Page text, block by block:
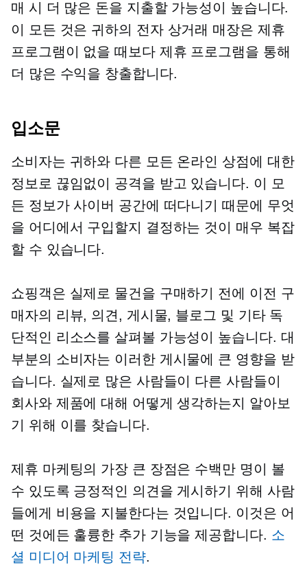
매 시 더 많은 돈을 지출할 가능성이 높습니다.
이 모든 것은 귀하의 전자 상거래 매장은 제휴
프로그램이 없을 때보다 제휴 프로그램을 통해
더 많은 수익을 창출합니다.
입소문
소비자는 귀하와 다른 모든 온라인 상점에 대한
정보로 끊임없이 공격을 받고 있습니다. 이 모
든 정보가 사이버 공간에 떠다니기 때문에 무엇
을 어디에서 구입할지 결정하는 것이 매우 복잡
할 수 있습니다.
쇼핑객은 실제로 물건을 구매하기 전에 이전 구
매자의 리뷰, 의견, 게시물, 블로그 및 기타 독
단적인 리소스를 살펴볼 가능성이 높습니다. 대
부분의 소비자는 이러한 게시물에 큰 영향을 받
습니다. 실제로 많은 사람들이 다른 사람들이
회사와 제품에 대해 어떻게 생각하는지 알아보
기 위해 이를 찾습니다.
제휴 마케팅의 가장 큰 장점은 수백만 명이 볼
수 있도록 긍정적인 의견을 게시하기 위해 사람
들에게 비용을 지불한다는 것입니다. 이것은 어
떤 것에든 훌륭한 추가 기능을 제공합니다. 소
셜 미디어 마케팅 전략.